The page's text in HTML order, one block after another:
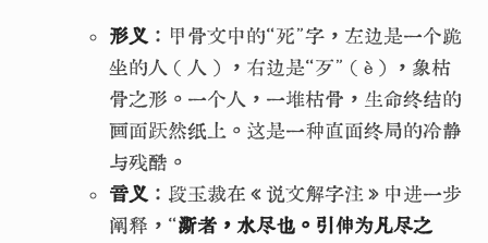
形义 ：甲骨文中的“死”字，左边是一个跪
坐的人（人），右边是“歹”（è），象枯
骨之形。一个人，一堆枯骨，生命终结的
画面跃然纸上。这是一种直面终局的冷静
与残酷。
音义 ：段玉裁在《说文解字注》中进一步
阐释，“澌者，水尽也。引伸为凡尽之